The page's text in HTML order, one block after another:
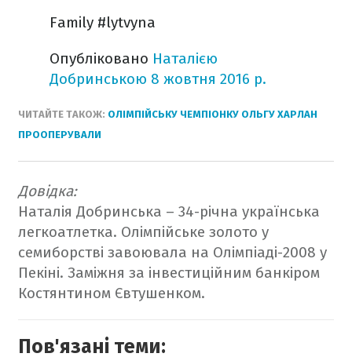
️Family️ #lytvyna
Опубліковано Наталією
Добринською 8 жовтня 2016 р.
ЧИТАЙТЕ ТАКОЖ: ОЛІМПІЙСЬКУ ЧЕМПІОНКУ ОЛЬГУ ХАРЛАН
ПРООПЕРУВАЛИ
Довідка:
Наталія Добринська – 34-річна українська
легкоатлетка. Олімпійське золото у
семиборстві завоювала на Олімпіаді-2008 у
Пекіні. Заміжня за інвестиційним банкіром
Костянтином Євтушенком.
Пов'язані теми: